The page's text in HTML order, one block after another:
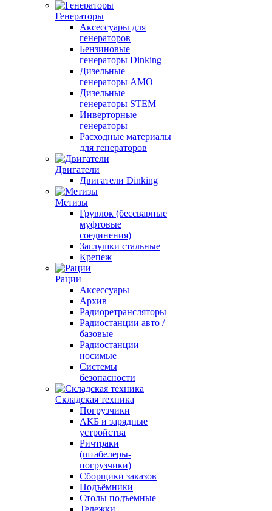
Генераторы
Аксессуары для
генераторов
Бензиновые
генераторы Dinking
Дизельные
генераторы AMO
Дизельные
генераторы STEM
Инверторные
генераторы
Расходные материалы
для генераторов
Двигатели
Двигатели Dinking
Метизы
Грувлок (бессварные
муфтовые
соединения)
Заглушки стальные
Крепеж
Рации
Аксессуары
Архив
Радиоретрансляторы
Радиостанции авто /
базовые
Радиостанции
носимые
Системы
безопасности
Складская техника
Погрузчики
АКБ и зарядные
устройства
Ричтраки
(штабелеры-
погрузчики)
Сборщики заказов
Подъёмники
Столы подъемные
Тележки